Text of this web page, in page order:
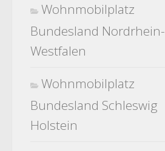
Wohnmobilplatz
Bundesland Nordrhein-
Westfalen
Wohnmobilplatz
Bundesland Schleswig
Holstein